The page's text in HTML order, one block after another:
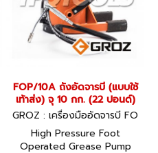
FOP/10A ถังอัดจารบี (แบบใช้
เท้าส่ง) จุ 10 กก. (22 ปอนด์)
GROZ : เครื่องมืออัดจารบี FO
High Pressure Foot
Operated Grease Pump